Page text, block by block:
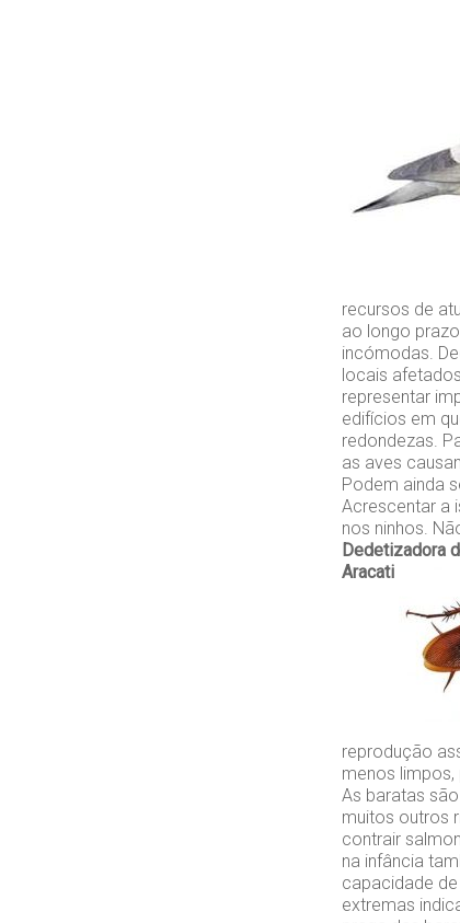
recursos de
ao longo
incómodas.
locais
representar
edifícios em
redondezas.
as aves
Podem ainda
Acrescentar a
nos ninhos.
Dedetizadora
Aracati
reprodução
menos limpos,
As baratas
muitos outros
contrair
na infância
capacidade
extremas